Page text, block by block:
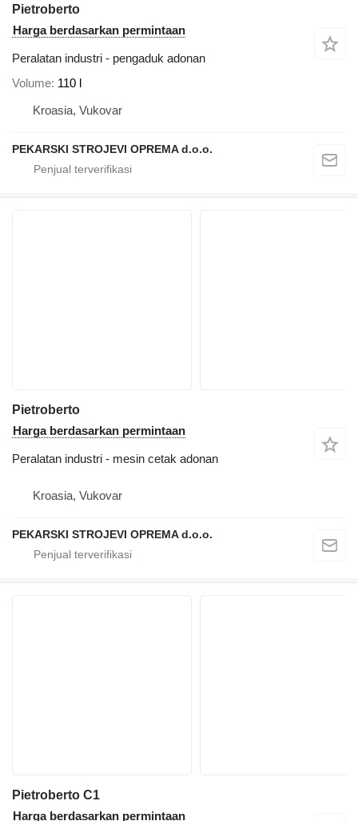
Pietroberto
Harga berdasarkan permintaan
Peralatan industri - pengaduk adonan
Volume 110 l
Kroasia, Vukovar
PEKARSKI STROJEVI OPREMA d.o.o.
Pietroberto
Harga berdasarkan permintaan
Peralatan industri - mesin cetak adonan
Kroasia, Vukovar
PEKARSKI STROJEVI OPREMA d.o.o.
Pietroberto C1
Harga berdasarkan permintaan